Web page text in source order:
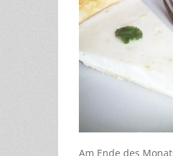
Am Ende des